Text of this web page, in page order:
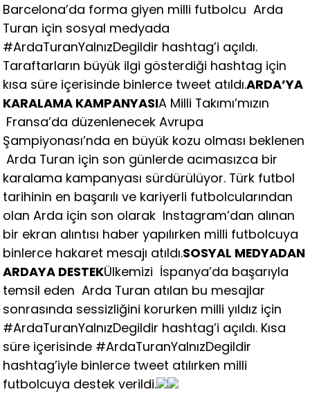
Barcelona’da forma giyen milli futbolcu Arda
Turan için sosyal medyada
#ArdaTuranYalnızDegildir hashtag’i açıldı.
Taraftarların büyük ilgi gösterdiği hashtag için
kısa süre içerisinde binlerce tweet atıldı.ARDA’YA
KARALAMA KAMPANYASIA Milli Takımı’mızın
Fransa’da düzenlenecek Avrupa
Şampiyonası’nda en büyük kozu olması beklenen
Arda Turan için son günlerde acımasızca bir
karalama kampanyası sürdürülüyor. Türk futbol
tarihinin en başarılı ve kariyerli futbolcularından
olan Arda için son olarak Instagram’dan alınan
bir ekran alıntısı haber yapılırken milli futbolcuya
binlerce hakaret mesajı atıldı.SOSYAL MEDYADAN
ARDAYA DESTEKÜlkemizi İspanya’da başarıyla
temsil eden Arda Turan atılan bu mesajlar
sonrasında sessizliğini korurken milli yıldız için
#ArdaTuranYalnızDegildir hashtag’i açıldı. Kısa
süre içerisinde #ArdaTuranYalnızDegildir
hashtag’iyle binlerce tweet atılırken milli
futbolcuya destek verildi.